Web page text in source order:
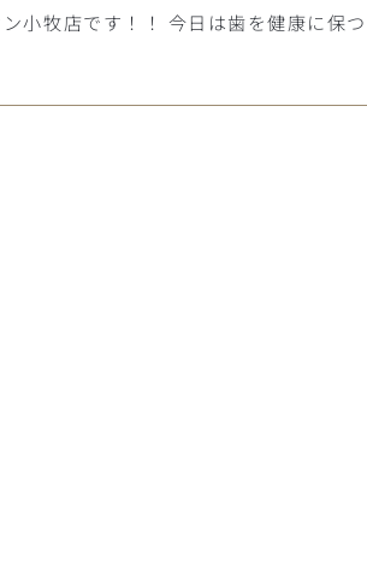
小牧店です！！ 今日は歯を健康に保